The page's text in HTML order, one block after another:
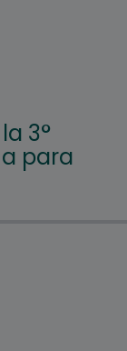
3°
para